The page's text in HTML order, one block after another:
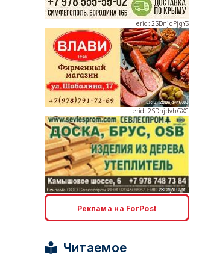
erid: 2SDnjdPjgYS
erid: 2SDnjdvhGXG
erid: 2SDnjcLUypt
Реклама на ForPost
Читаемое